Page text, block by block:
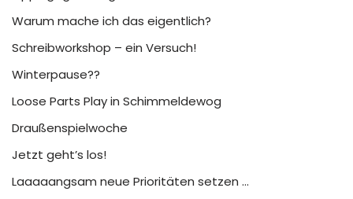
Warum mache ich das eigentlich?
Schreibworkshop – ein Versuch!
Winterpause??
Loose Parts Play in Schimmeldewog
Draußenspielwoche
Jetzt geht’s los!
Laaaaangsam neue Prioritäten setzen …